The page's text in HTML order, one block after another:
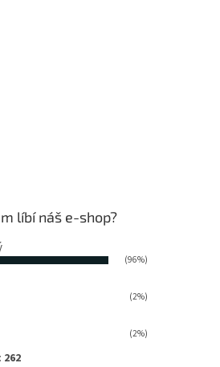
líbí náš e-shop?
(96%)
(2%)
(2%)
262